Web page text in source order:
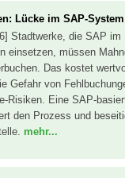
Lücke im SAP-System
Stadtwerke, die SAP im
einsetzen, müssen
Das kostet
Gefahr von
Risiken. Eine SAP-
den Prozess und
mehr...